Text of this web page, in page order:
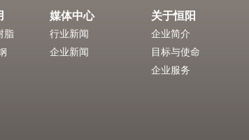
脂
媒体中心
行业新闻
企业新闻
关于恒阳
企业简介
目标与使命
企业服务